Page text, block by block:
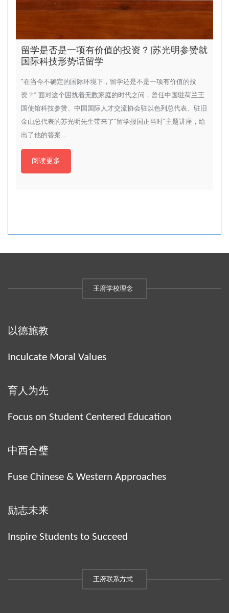
留学是否是一项有价值的投资？|苏光明参赞就
国际科技形势话留学
“在当今不确定的国际环境下，留学还是不是一项有价值的投
资？” 面对这个困扰着无数家庭的时代之问，曾任中国驻荷兰王
国使馆科技参赞、中国国际人才交流协会驻以色列总代表、驻旧
金山总代表的苏光明先生带来了“留学报国正当时”主题讲座，给
出了他的答案 …
阅读更多
王府学校理念
以德施教
Inculcate Moral Values
育人为先
Focus on Student Centered Education
中西合璧
Fuse Chinese & Western Approaches
励志未来
Inspire Students to Succeed
王府联系方式